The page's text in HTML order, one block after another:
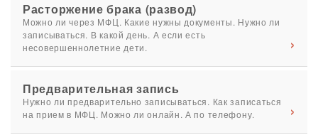
Расторжение брака (развод)
Можно ли через МФЦ. Какие нужны документы. Нужно ли
записываться. В какой день. А если есть
несовершеннолетние дети.
Предварительная запись
Нужно ли предварительно записываться. Как записаться
на прием в МФЦ. Можно ли онлайн. А по телефону.